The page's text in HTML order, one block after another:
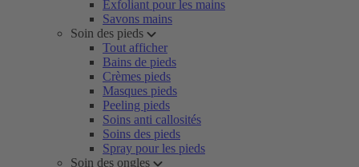
Exfoliant pour les mains
Savons mains
Soin des pieds
Tout afficher
Bains de pieds
Crèmes pieds
Masques pieds
Peeling pieds
Soins anti callosités
Soins des pieds
Spray pour les pieds
Soin des ongles